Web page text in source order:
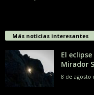
Más noticias interesantes
El
Mirador
8 de agosto